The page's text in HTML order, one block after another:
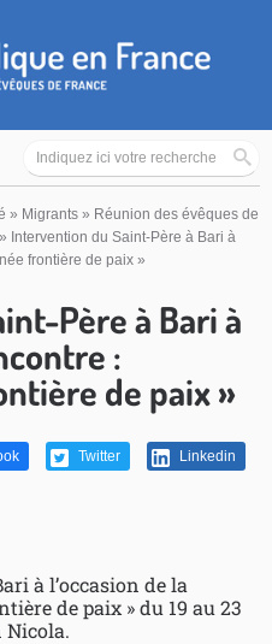
» Migrants » Réunion des évêques de
» Intervention du Saint-Père à Bari à
frontière de paix »
Père à Bari à
:
de paix »
Twitter Linkedin
à l’occasion de la
de paix » du 19 au 23
Nicola.